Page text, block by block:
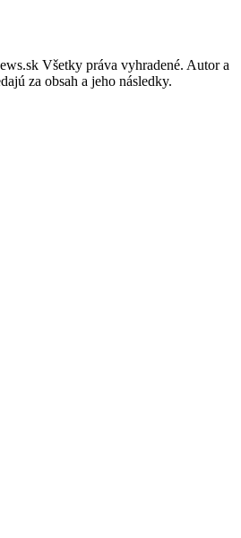
Všetky práva vyhradené. Autor a
za obsah a jeho následky.